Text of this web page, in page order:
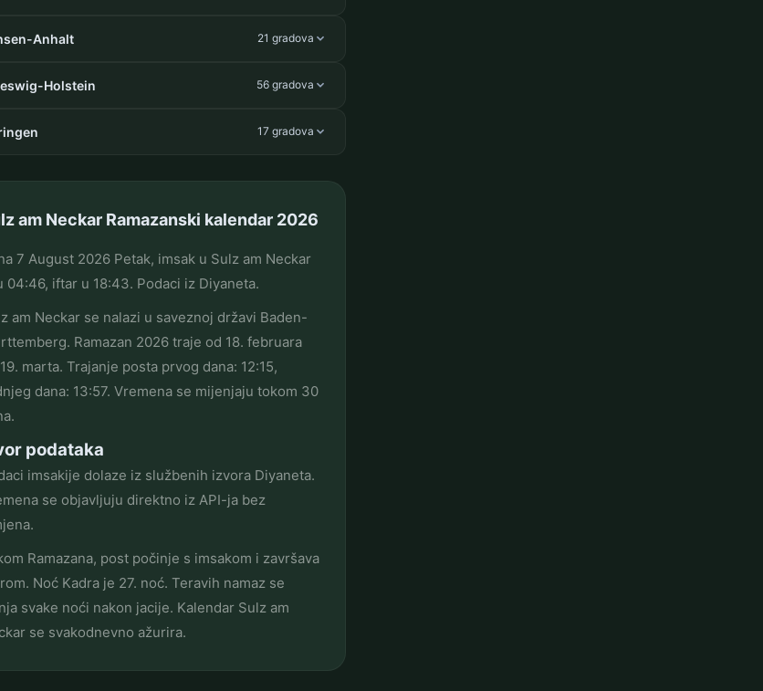
Anhalt 21 gradova
Holstein 56 gradova
17 gradova
am Neckar Ramazanski kalendar 2026
7 August 2026 Petak, imsak u Sulz am Neckar
04:46, iftar u 18:43. Podaci iz Diyaneta.
am Neckar se nalazi u saveznoj državi Baden-
Ramazan 2026 traje od 18. februara
marta. Trajanje posta prvog dana: 12:15,
dana: 13:57. Vremena se mijenjaju tokom 30
podataka
imsakije dolaze iz službenih izvora Diyaneta.
se objavljuju direktno iz API-ja bez
Ramazana, post počinje s imsakom i završava
Noć Kadra je 27. noć. Teravih namaz se
svake noći nakon jacije. Kalendar Sulz am
se svakodnevno ažurira.